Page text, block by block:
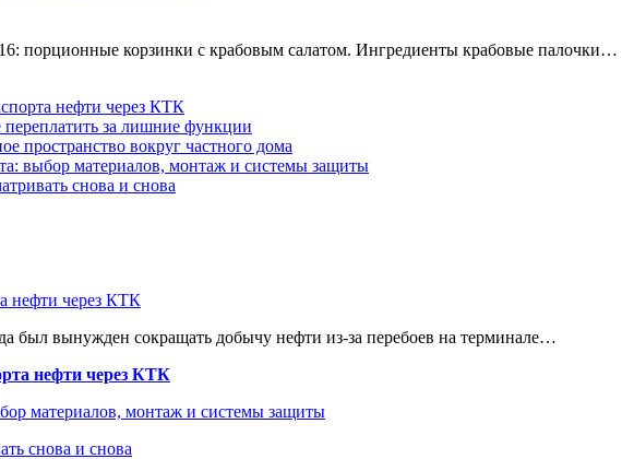
порционные корзинки с крабовым салатом. Ингредиенты крабовые палочки…
нефти через КТК
за лишние функции
пространство вокруг частного дома
выбор материалов, монтаж и системы защиты
снова и снова
нефти через КТК
был вынужден сокращать добычу нефти из-за перебоев на терминале…
нефти через КТК
материалов, монтаж и системы защиты
снова и снова